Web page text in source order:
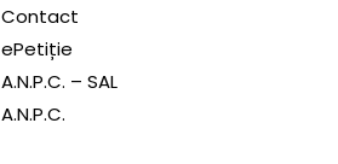
Contact
ePetiție
A.N.P.C. – SAL
A.N.P.C.